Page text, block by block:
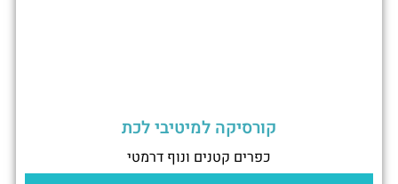
קורסיקה למיטיבי לכת
כפרים קטנים ונוף דרמטי